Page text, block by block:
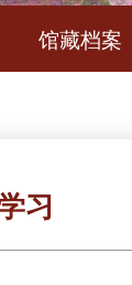
馆藏档案
习